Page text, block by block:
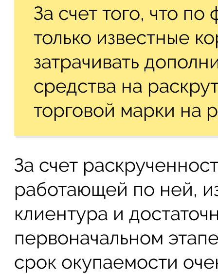
За счет того, что
только известные
затрачивать
средства на
торговой марки на
За счет
работающей по ней,
клиентура и
первоначальном
срок окупаемости